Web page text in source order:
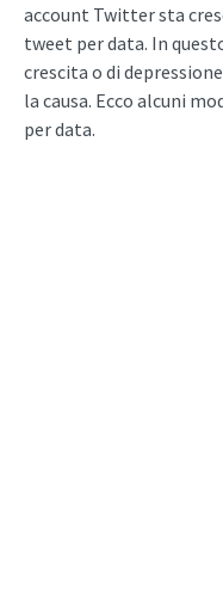
account Twitter sta
tweet per data. In
crescita o di
la causa. Ecco alcuni
per data.